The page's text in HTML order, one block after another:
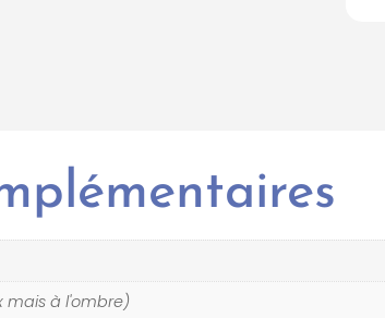
mais à l'ombre)